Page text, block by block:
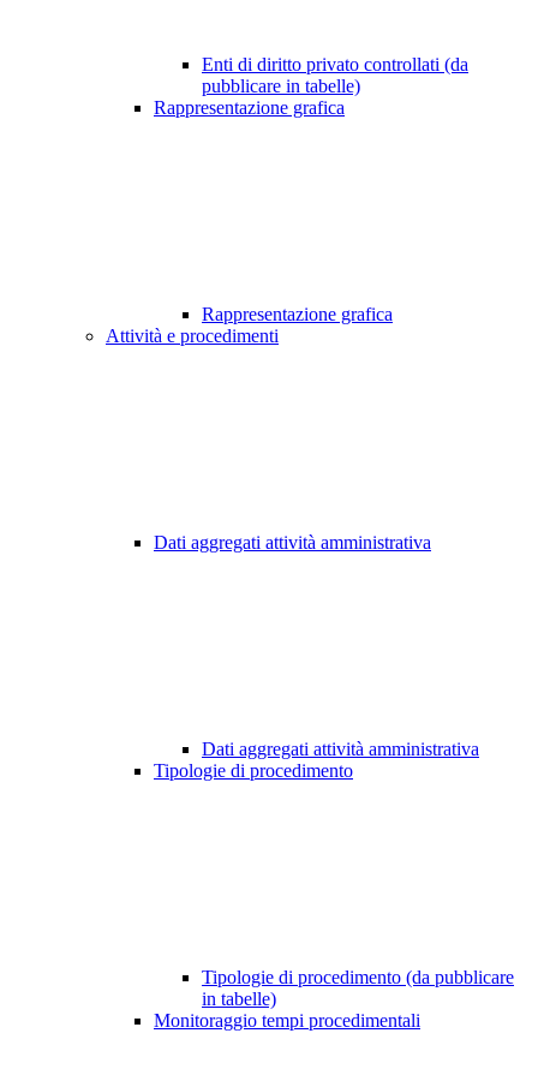
Enti di diritto privato controllati (da
pubblicare in tabelle)
Rappresentazione grafica
Rappresentazione grafica
Attività e procedimenti
Dati aggregati attività amministrativa
Dati aggregati attività amministrativa
Tipologie di procedimento
Tipologie di procedimento (da pubblicare
in tabelle)
Monitoraggio tempi procedimentali